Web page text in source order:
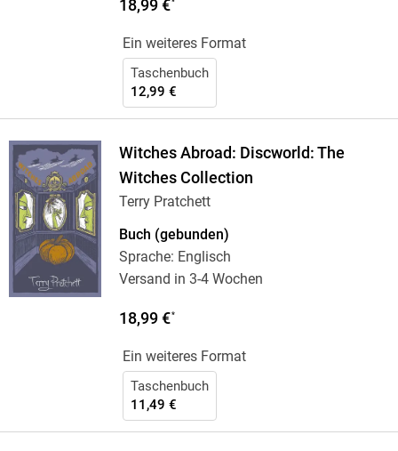
18,99 €*
Ein weiteres Format
Taschenbuch
12,99 €
Witches Abroad: Discworld: The
Witches Collection
Terry Pratchett
Buch (gebunden)
Sprache: Englisch
Versand in 3-4 Wochen
18,99 €*
Ein weiteres Format
Taschenbuch
11,49 €